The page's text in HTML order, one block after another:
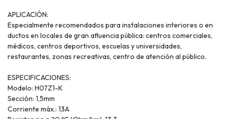
APLICACIÓN:
Especialmente recomendados para instalaciones interiores o en
ductos en locales de gran afluencia pública: centros comerciales,
médicos, centros deportivos, escuelas y universidades,
restaurantes, zonas recreativas, centro de atención al público.
ESPECIFICACIONES:
Modelo: H07Z1-K
Sección: 1,5mm
Corriente máx.: 13A